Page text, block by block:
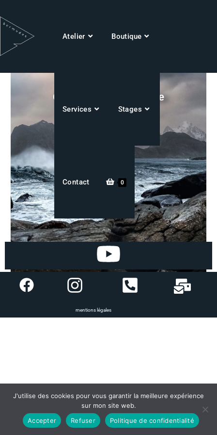
Atelier Boutique
Services Stages
Contact 0
Coutellerie Artisanale
mentions légales
J'utilise des cookies pour vous garantir la meilleure expérience
sur mon site web.
Accepter
Refuser Politique de confidentialité